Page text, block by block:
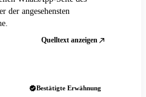
der angesehensten
Quelltext anzeigen
Bestätigte Erwähnung